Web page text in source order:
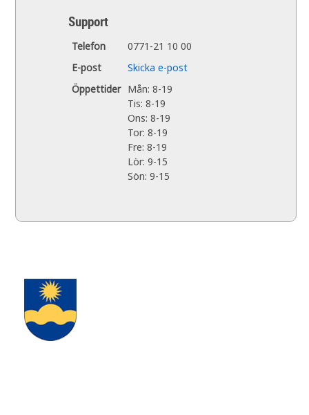
Support
Telefon
0771-21 10 00
E-post
Skicka e-post
Öppettider Mån: 8-19
Tis: 8-19
Ons: 8-19
Tor: 8-19
Fre: 8-19
Lör: 9-15
Sön: 9-15